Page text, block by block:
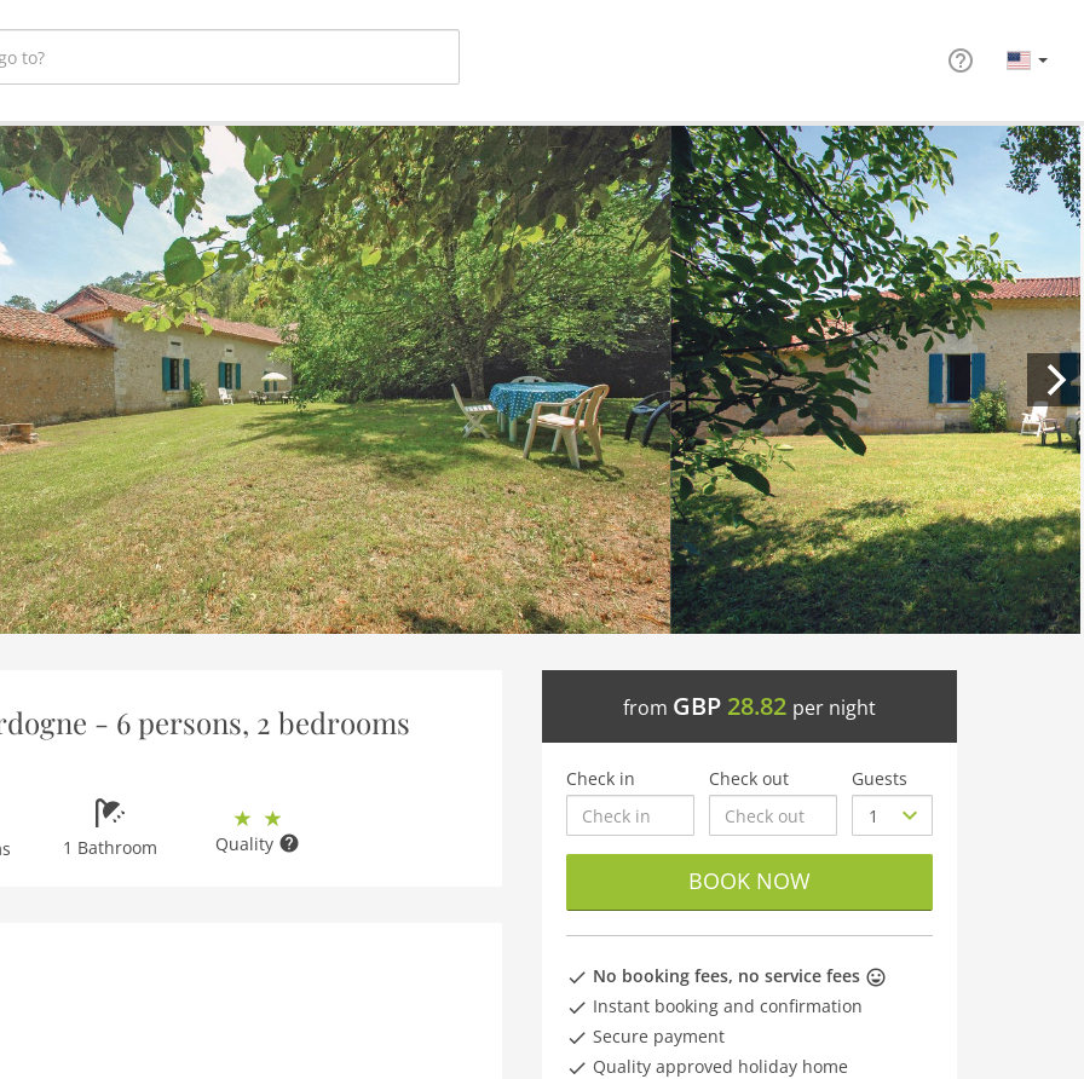
- 6 persons, 2 bedrooms
1 Bathroom Quality
from GBP 28.82 per night
Check in Check out Guests
BOOK NOW
No booking fees, no service fees
Instant booking and confirmation
Secure payment
Quality approved holiday home